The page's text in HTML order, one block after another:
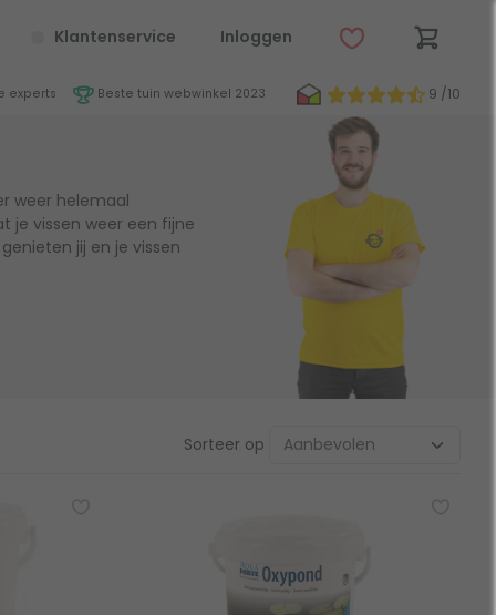
Klantenservice Inloggen
experts Beste tuin webwinkel 2023 9 /10
weer helemaal
je vissen weer een fijne
jij en je vissen
Sorteer op